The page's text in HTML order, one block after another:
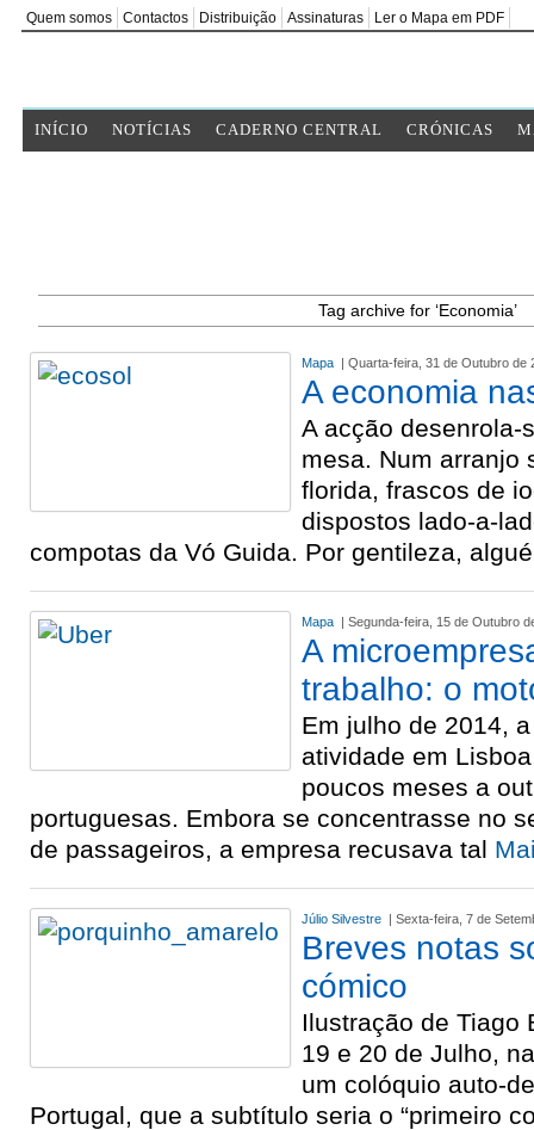
Quem somos Contactos Distribuição Assinaturas Ler o Mapa em PDF
INÍCIO NOTÍCIAS CADERNO CENTRAL CRÓNICAS
Tag archive for ‘Economia’
Mapa | Quarta-feira, 31 de Outubro de
A economia
A acção desenrola-
mesa. Num arranjo
florida, frascos de
dispostos lado-a-
compotas da Vó Guida. Por gentileza,
Mapa | Segunda-feira, 15 de Outubro
A
trabalho: o
Em julho de 2014,
atividade em
poucos meses a
portuguesas. Embora se concentrasse no
de passageiros, a empresa recusava tal
Júlio Silvestre | Sexta-feira, 7 de
Breves notas
cómico
Ilustração de
19 e 20 de Julho,
um colóquio auto-
Portugal, que a subtítulo seria o “primeiro